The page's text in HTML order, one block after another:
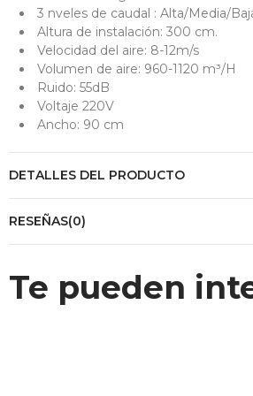
3 nveles de caudal : Alta/Media/
Altura de instalación: 300 cm.
Velocidad del aire: 8-12m/s
Volumen de aire: 960-1120 m³/H
Ruido: 55dB
Voltaje 220V
Ancho: 90 cm
DETALLES DEL PRODUCTO
RESEÑAS(0)
Te pueden